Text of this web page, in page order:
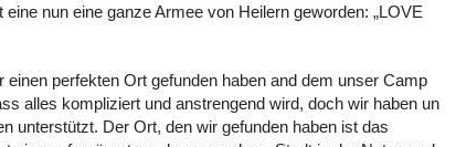
nun eine ganze Armee von Heilern geworden: „LOVE
perfekten Ort gefunden haben and dem unser Camp
alles kompliziert und anstrengend wird, doch wir haben un
unterstützt. Der Ort, den wir gefunden haben ist das